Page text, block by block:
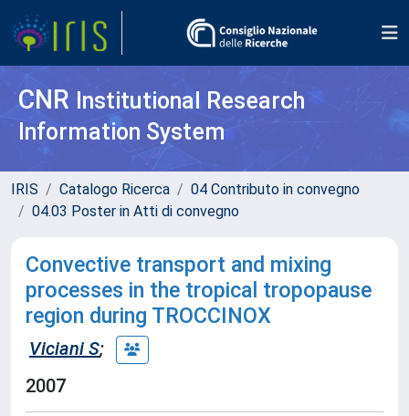
CNR Institutional Research
Information System
IRIS Catalogo Ricerca
04 Contributo in convegno
04.03 Poster in Atti di convegno
Convective transport and mixing
processes in the tropical tropopause
region during TROCCINOX
Viciani S;
2007